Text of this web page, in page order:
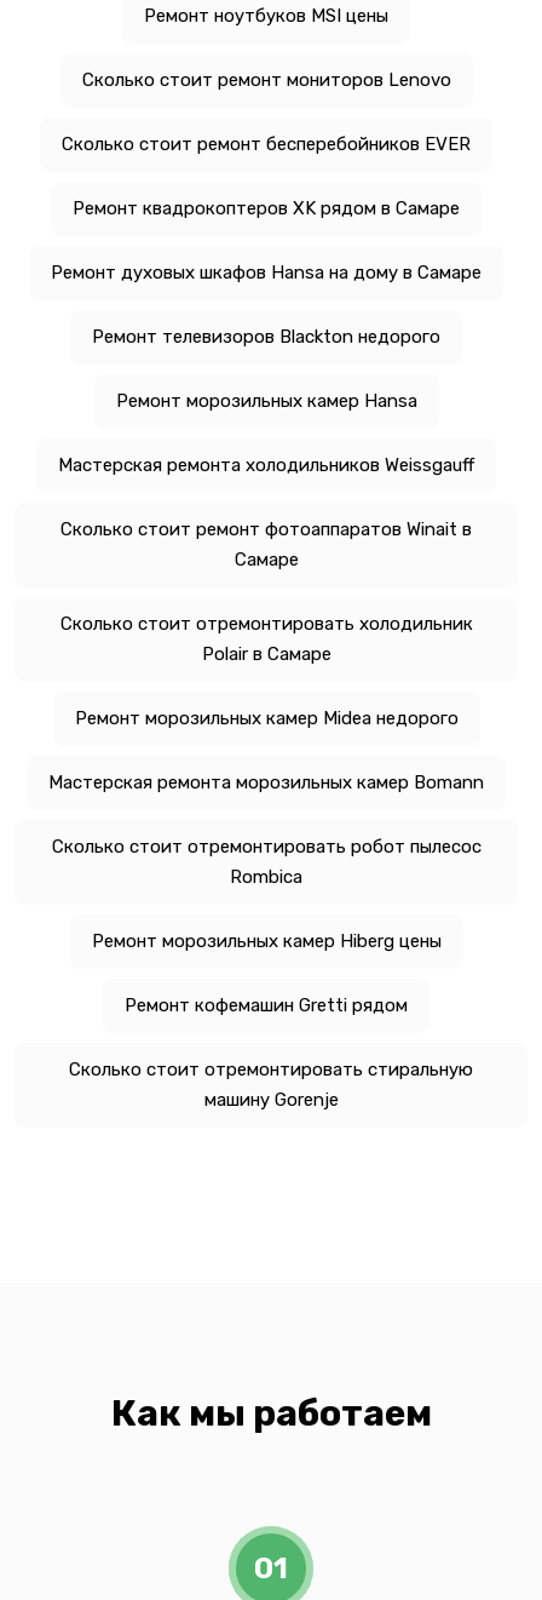
Ремонт ноутбуков MSI цены
Сколько стоит ремонт мониторов Lenovo
Сколько стоит ремонт бесперебойников EVER
Ремонт квадрокоптеров XK рядом в Самаре
Ремонт духовых шкафов Hansa на дому в Самаре
Ремонт телевизоров Blackton недорого
Ремонт морозильных камер Hansa
Мастерская ремонта холодильников Weissgauff
Сколько стоит ремонт фотоаппаратов Winait в
Самаре
Сколько стоит отремонтировать холодильник
Polair в Самаре
Ремонт морозильных камер Midea недорого
Мастерская ремонта морозильных камер Bomann
Сколько стоит отремонтировать робот пылесос
Rombica
Ремонт морозильных камер Hiberg цены
Ремонт кофемашин Gretti рядом
Сколько стоит отремонтировать стиральную
машину Gorenje
Как мы работаем
01